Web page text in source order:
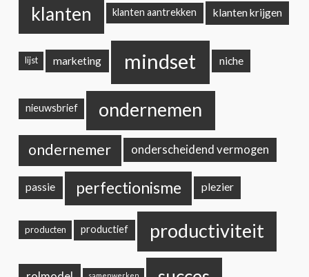
klanten klanten aantrekken klanten krijgen
lijst marketing mindset niche
nieuwsbrief ondernemen
ondernemer onderscheidend vermogen
passie perfectionisme plezier
producten productief productiviteit
samenwerken